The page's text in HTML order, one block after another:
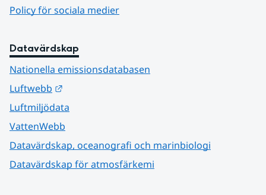
Policy för sociala medier
Datavärdskap
Nationella emissionsdatabasen
Luftwebb
Luftmiljödata
VattenWebb
Datavärdskap, oceanografi och marinbiologi
Datavärdskap för atmosfärkemi